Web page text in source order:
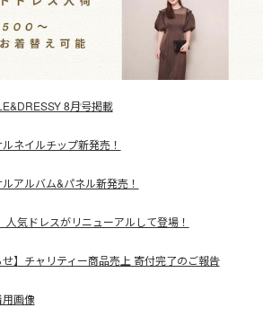
8月号掲載
ネイルチップ新発売！
アルバム&パネル新発売！
人気ドレスがリニューアルして登場！
せ】チャリティー商品売上 寄付完了のご報告
画像